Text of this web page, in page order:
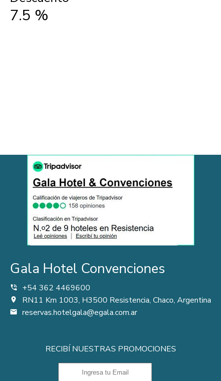
7.5 %
Gala Hotel Convenciones
+54 362 4469600
RN11 Km 1003, H3500 Resistencia, Chaco, Argentina
reservas.hotelgala@egala.com.ar
RECIBÍ NUESTRAS PROMOCIONES